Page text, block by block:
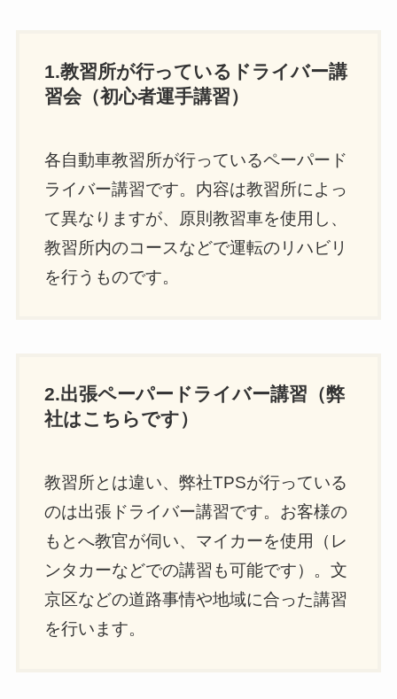
1.教習所が行っているドライバー講
習会（初心者運手講習）
各自動車教習所が行っているペーパード
ライバー講習です。内容は教習所によっ
て異なりますが、原則教習車を使用し、
教習所内のコースなどで運転のリハビリ
を行うものです。
2.出張ペーパードライバー講習（弊
社はこちらです）
教習所とは違い、弊社TPSが行っている
のは出張ドライバー講習です。お客様の
もとへ教官が伺い、マイカーを使用（レ
ンタカーなどでの講習も可能です）。文
京区などの道路事情や地域に合った講習
を行います。